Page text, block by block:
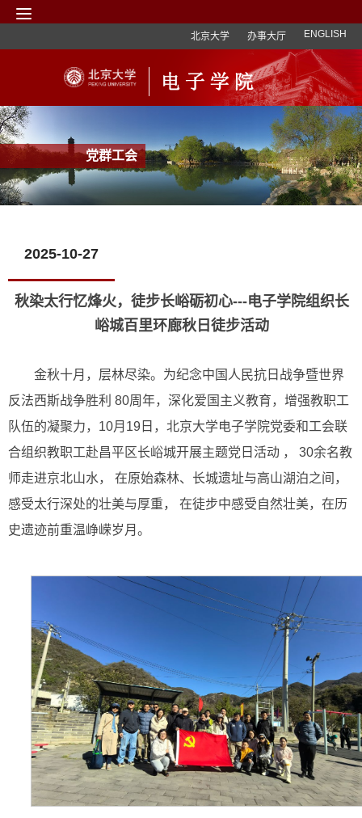
北京大学 办事大厅 ENGLISH
党群工会
2025-10-27
秋染太行忆烽火，徒步长峪砺初心---电子学院组织长
峪城百里环廊秋日徒步活动
金秋十月，层林尽染。为纪念中国人民抗日战争暨世界
反法西斯战争胜利 80周年，深化爱国主义教育，增强教职工
队伍的凝聚力，10月19日，北京大学电子学院党委和工会联
合组织教职工赴昌平区长峪城开展主题党日活动 ， 30余名教
师走进京北山水， 在原始森林、长城遗址与高山湖泊之间，
感受太行深处的壮美与厚重， 在徒步中感受自然壮美，在历
史遗迹前重温峥嵘岁月。